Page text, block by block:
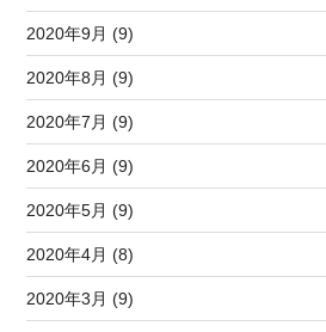
2020年9月 (9)
2020年8月 (9)
2020年7月 (9)
2020年6月 (9)
2020年5月 (9)
2020年4月 (8)
2020年3月 (9)